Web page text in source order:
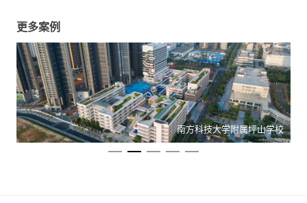
更多案例
南方科技大学附属坪山学校